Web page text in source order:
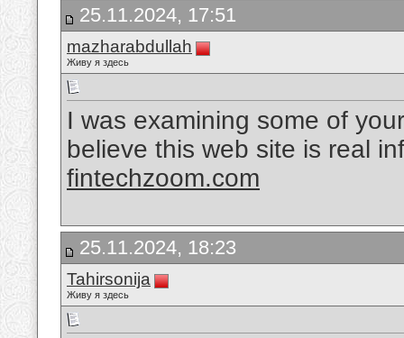
25.11.2024, 17:51
mazharabdullah
Живу я здесь
I was examining some of
believe this web site is real
fintechzoom.com
25.11.2024, 18:23
Tahirsonija
Живу я здесь